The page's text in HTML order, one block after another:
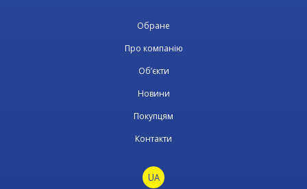
Обране
Про компанію
Об’єкти
Новини
Покупцям
Контакти
UA